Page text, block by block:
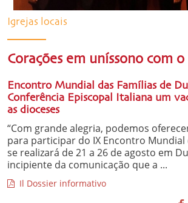
Igrejas locais
Corações em uníssono com o
Encontro Mundial das Famílias de
Conferência Episcopal Italiana um
as dioceses
“Com grande alegria, podemos
para participar do IX Encontro Mundial
se realizará de 21 a 26 de agosto em
incipiente da comunicação que a ...
Il Dossier informativo